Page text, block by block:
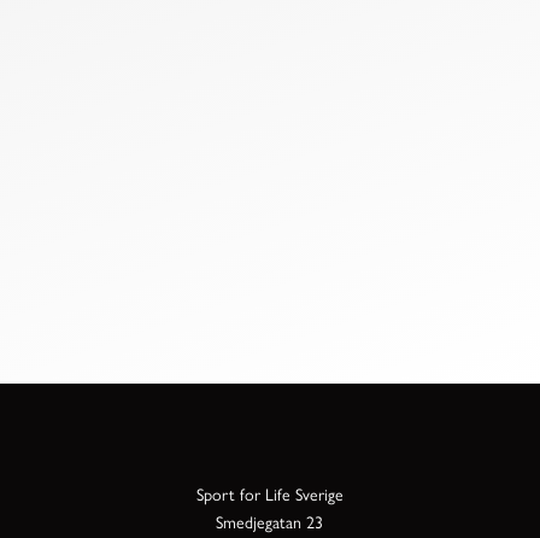
Sport for Life Sverige
Smedjegatan 23